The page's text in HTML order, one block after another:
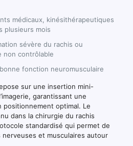
médicaux, kinésithérapeutiques
plusieurs mois
sévère du rachis ou
non contrôlable
fonction neuromusculaire
sur une insertion mini-
garantissant une
positionnement optimal. Le
dans la chirurgie du rachis
standardisé qui permet de
et musculaires autour